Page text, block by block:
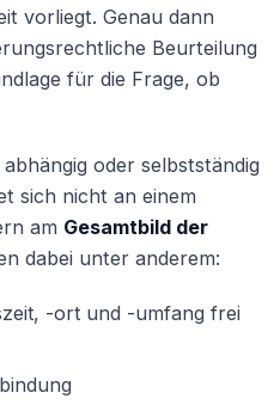
vorliegt. Genau dann
Beurteilung
für die Frage, ob
oder selbstständig
sich nicht an einem
am Gesamtbild der
dabei unter anderem:
-ort und -umfang frei